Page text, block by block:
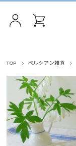
TOP ペルシアン雑貨